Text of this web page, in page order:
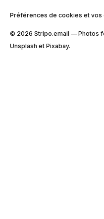
Préférences de cookies et vos
© 2026 Stripо.email — Photos
Unsplash et Pixabay.